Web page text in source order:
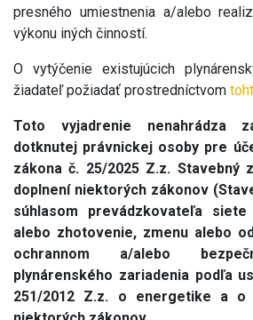
presného umiestnenia a/alebo
výkonu iných činností.
O vytýčenie existujúcich
žiadateľ požiadať prostredníctvom
Toto vyjadrenie nenahrádza
dotknutej právnickej osoby pre
zákona č. 25/2025 Z.z. Stavebný
doplnení niektorých zákonov
súhlasom prevádzkovateľa
alebo zhotovenie, zmenu alebo
ochrannom a/alebo
plynárenského zariadenia podľa
251/2012 Z.z. o energetike a o